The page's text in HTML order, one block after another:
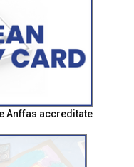
Anffas accreditate